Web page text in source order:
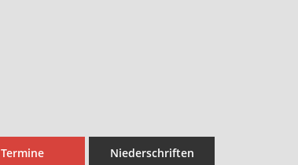
Termine Niederschriften